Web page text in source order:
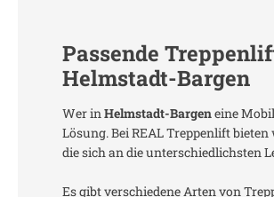
Passende
Helmstadt-Bargen
Wer in Helmstadt-Bargeneine
Lösung. Bei REAL Treppenlift
die sich an die unterschiedlichsten
Es gibt verschiedene Arten von